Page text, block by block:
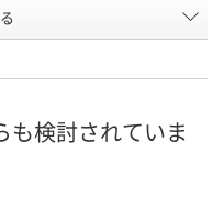
も検討されていま